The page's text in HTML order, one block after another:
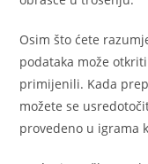
Osim što ćete
podataka može
primijenili. Kada
možete se
provedeno u igrama